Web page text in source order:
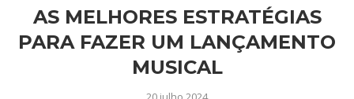
AS MELHORES ESTRATÉGIAS
PARA FAZER UM LANÇAMENTO
MUSICAL